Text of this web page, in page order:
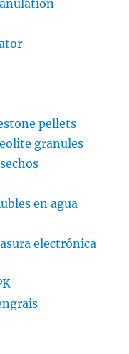
pellets
granules
en agua
electrónica